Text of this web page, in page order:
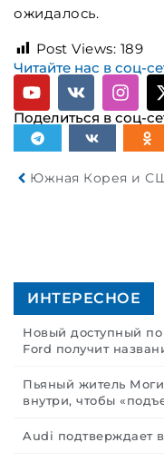
ожидалось.
Post Views: 189
Читайте нас в соц-
Поделиться в соц-
ИНТЕРЕСНОЕ
Новый доступный
Ford получит
Пьяный житель
внутри, чтобы
Audi подтверждает